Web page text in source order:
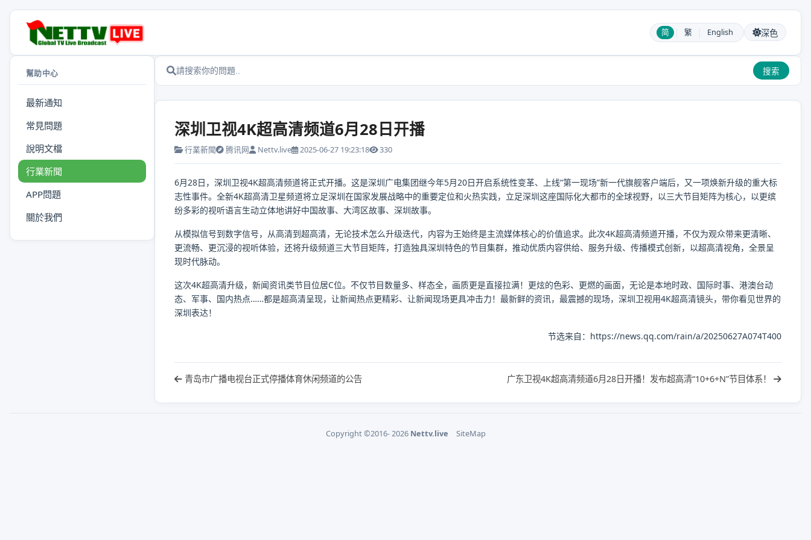
简 | 繁 English 深色
幫助中心
最新通知
常見問題
說明文檔
行業新聞
APP問題
關於我們
搜索
深圳卫视4K超高清频道6月28日开播
行業新聞 腾讯网 Nettv.live 2025-06-27 19:23:18 330
6月28日，深圳卫视4K超高清频道将正式开播。这是深圳广电集团继今年5月20日开启系统性变革、上线“第一现场”新一代旗舰客户端后，又一项焕新升级的重大标
志性事件。全新4K超高清卫星频道将立足深圳在国家发展战略中的重要定位和火热实践，立足深圳这座国际化大都市的全球视野，以三大节目矩阵为核心，以更缤
纷多彩的视听语言生动立体地讲好中国故事、大湾区故事、深圳故事。
从模拟信号到数字信号，从高清到超高清，无论技术怎么升级迭代，内容为王始终是主流媒体核心的价值追求。此次4K超高清频道开播，不仅为观众带来更清晰、
更流畅、更沉浸的视听体验，还将升级频道三大节目矩阵，打造独具深圳特色的节目集群，推动优质内容供给、服务升级、传播模式创新，以超高清视角，全景呈
现时代脉动。
这次4K超高清升级，新闻资讯类节目位居C位。不仅节目数量多、样态全，画质更是直接拉满！更炫的色彩、更燃的画面，无论是本地时政、国际时事、港澳台动
态、军事、国内热点……都是超高清呈现，让新闻热点更精彩、让新闻现场更具冲击力！最新鲜的资讯，最震撼的现场，深圳卫视用4K超高清镜头，带你看见世界的
深圳表达！
节选来自：https://news.qq.com/rain/a/20250627A074T400
青岛市广播电视台正式停播体育休闲频道的公告 广东卫视4K超高清频道6月28日开播！发布超高清“10+6+N”节目体系！
Copyright ©2016- 2026 Nettv.live SiteMap